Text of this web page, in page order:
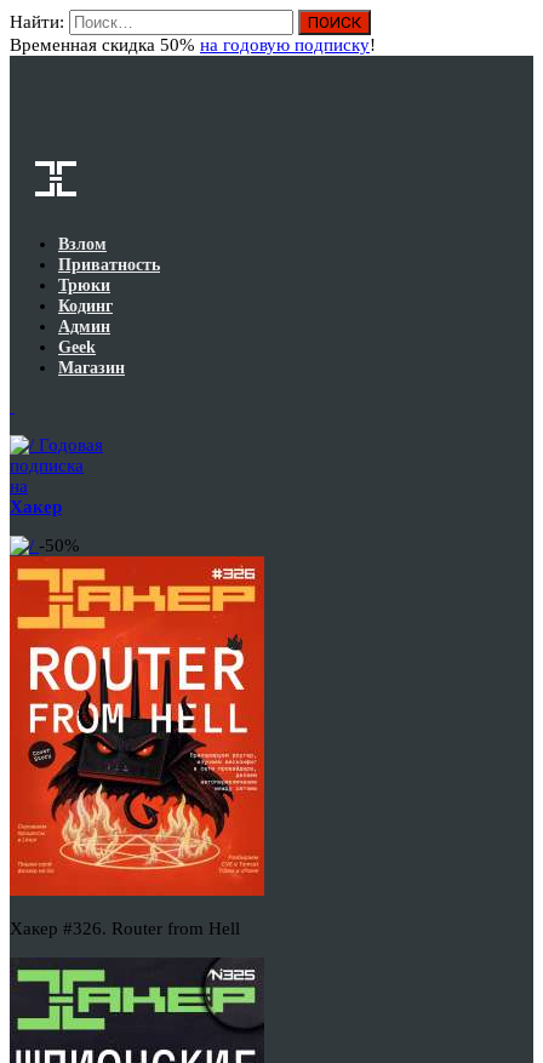
Найти:
Временная скидка 50% на годовую подписку!
Взлом
Приватность
Трюки
Кодинг
Админ
Geek
Магазин
Годовая
подписка
на
Хакер
-50%
Хакер #326. Router from Hell